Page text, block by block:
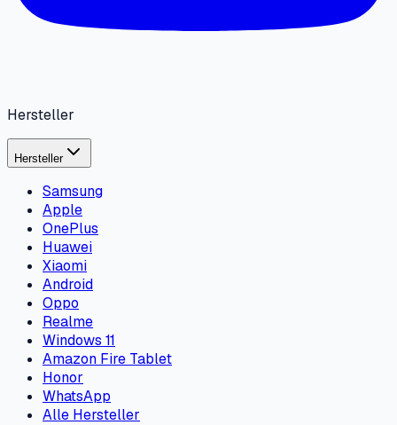
Hersteller
Hersteller
Samsung
Apple
OnePlus
Huawei
Xiaomi
Android
Oppo
Realme
Windows 11
Amazon Fire Tablet
Honor
WhatsApp
Alle Hersteller